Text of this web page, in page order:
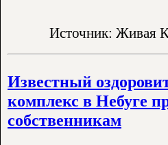
Источник: Живая
Известный
комплекс в Небуге
собственникам